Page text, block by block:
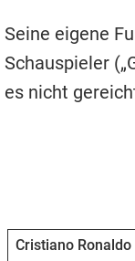
Seine eigene
Schauspieler
es nicht
Cristiano